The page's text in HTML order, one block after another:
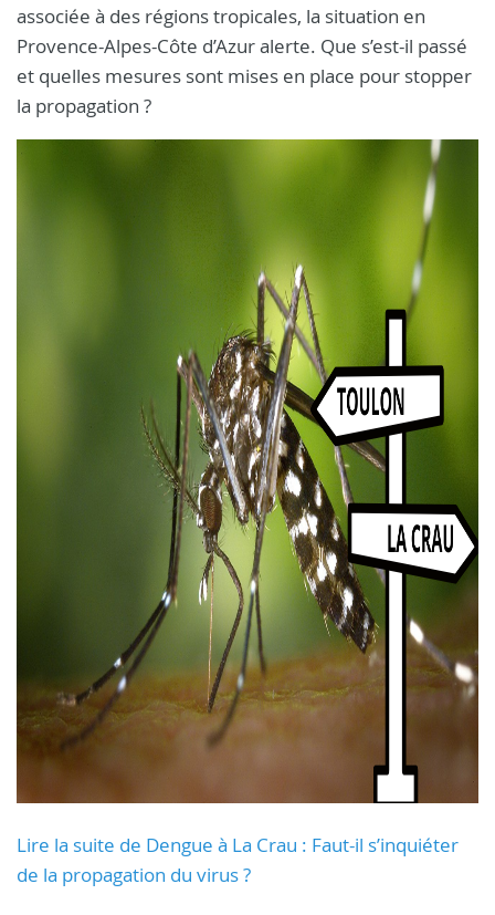
associée à des régions tropicales, la situation en
Provence-Alpes-Côte d’Azur alerte. Que s’est-il passé
et quelles mesures sont mises en place pour stopper
la propagation ?
Lire la suite de Dengue à La Crau : Faut-il s’inquiéter
de la propagation du virus ?